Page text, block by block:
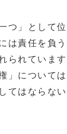
つ」として
は責任を負
られています
」について
てはならな